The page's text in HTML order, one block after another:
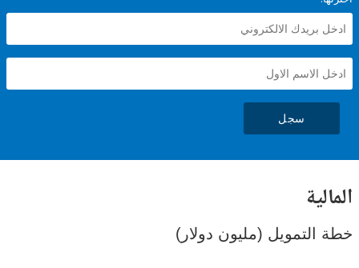
(مليون دولار)